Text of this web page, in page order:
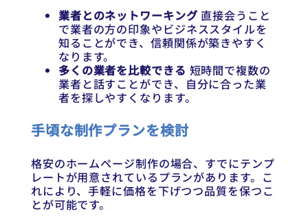
業者とのネットワーキング直接会うこと
で業者の方の印象やビジネススタイルを
知ることができ、信頼関係が築きやすく
なります。
多くの業者を比較できる 短時間で複数の
業者と話すことができ、自分に合った業
者を探しやすくなります。
手頃な制作プランを検討
格安のホームページ制作の場合、すでにテンプ
レートが用意されているプランがあります。こ
れにより、手軽に価格を下げつつ品質を保つこ
とが可能です。